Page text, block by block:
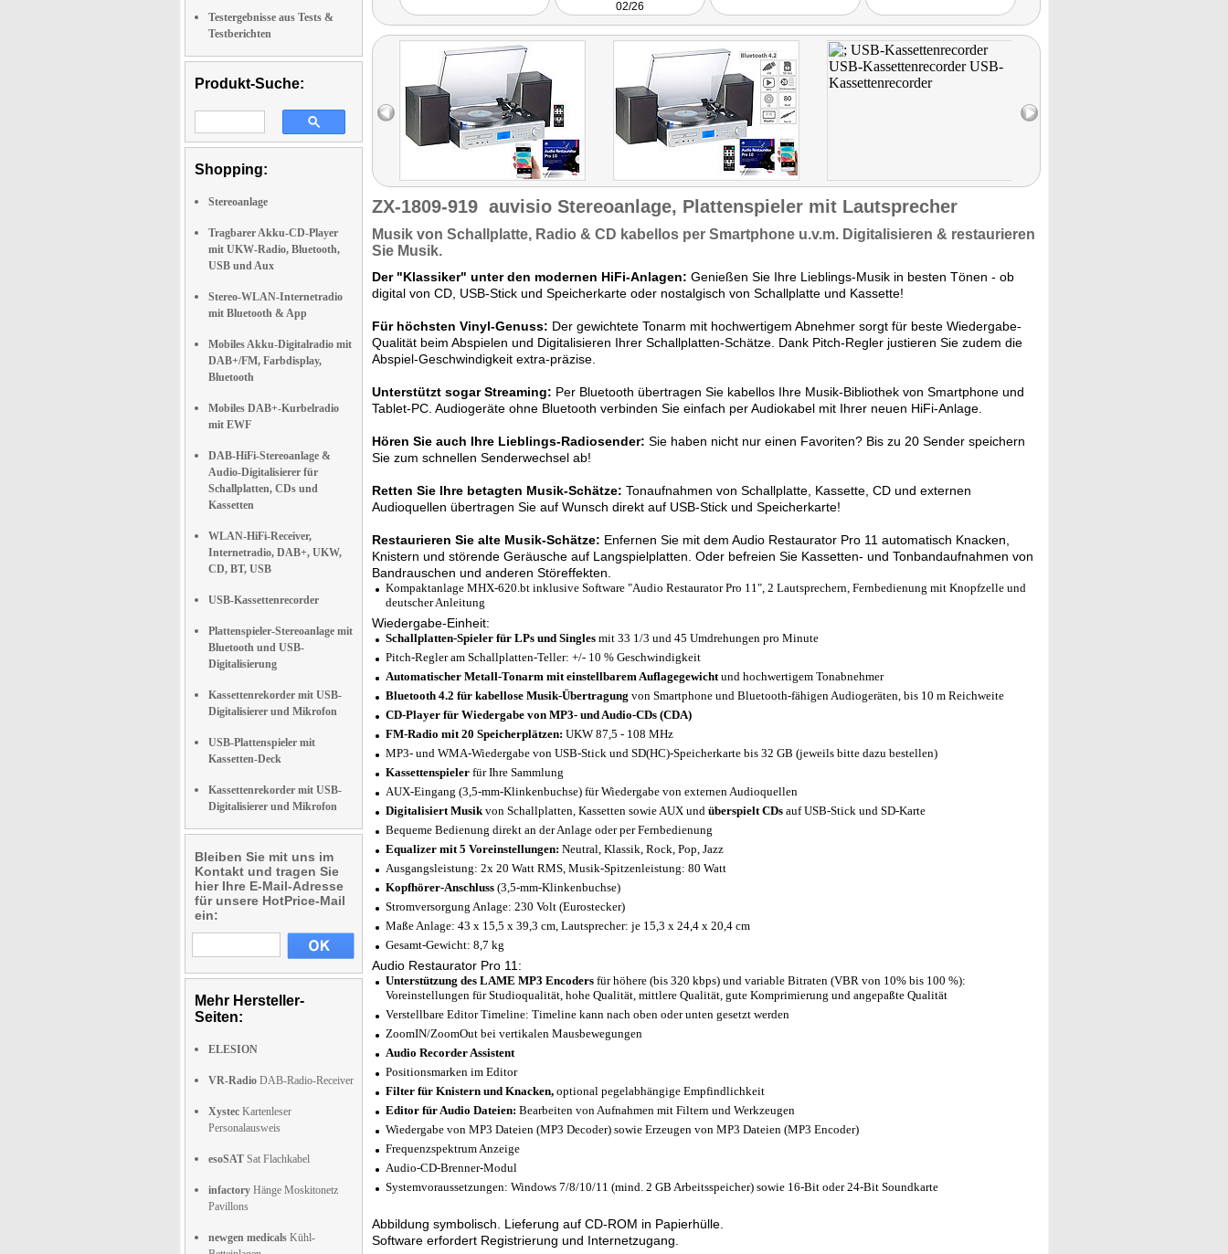
Testergebnisse aus Tests &
Testberichten
Produkt-Suche:
Shopping:
Stereoanlage
Tragbarer Akku-CD-Player
mit UKW-Radio, Bluetooth,
USB und Aux
Stereo-WLAN-Internetradio
mit Bluetooth & App
Mobiles Akku-Digitalradio mit
DAB+/FM, Farbdisplay,
Bluetooth
Mobiles DAB+-Kurbelradio
mit EWF
DAB-HiFi-Stereoanlage &
Audio-Digitalisierer für
Schallplatten, CDs und
Kassetten
WLAN-HiFi-Receiver,
Internetradio, DAB+, UKW,
CD, BT, USB
USB-Kassettenrecorder
Plattenspieler-Stereoanlage mit
Bluetooth und USB-
Digitalisierung
Kassettenrekorder mit USB-
Digitalisierer und Mikrofon
USB-Plattenspieler mit
Kassetten-Deck
Kassettenrekorder mit USB-
Digitalisierer und Mikrofon
Bleiben Sie mit uns im
Kontakt und tragen Sie
hier Ihre E-Mail-Adresse
für unsere HotPrice-Mail
ein:
Mehr Hersteller-
Seiten:
ELESION
VR-Radio DAB-Radio-Receiver
Xystec Kartenleser
Personalausweis
esoSAT Sat Flachkabel
infactory Hänge Moskitonetz
Pavillons
newgen medicals Kühl-
es gratis dazu."
Getestet wurde ZX-1811 mit
02/26
dazu, dass Funktionalität,
qualitative Leistung und
Bedienung zu einem sehr
positiven Preis-Leistungs-
Verhältnisführen. (...) ein
wirklich nützliches Produkt."
Getestet wurde ZX-1811 mit
DAB+.
ZX-1809-919 auvisio Stereoanlage, Plattenspieler mit Lautsprecher
Musik von Schallplatte, Radio & CD kabellos per Smartphone u.v.m. Digitalisieren & restaurieren
Sie Musik.
Der "Klassiker" unter den modernen HiFi-Anlagen: Genießen Sie Ihre Lieblings-Musik in besten Tönen - ob
digital von CD, USB-Stick und Speicherkarte oder nostalgisch von Schallplatte und Kassette!
Für höchsten Vinyl-Genuss: Der gewichtete Tonarm mit hochwertigem Abnehmer sorgt für beste Wiedergabe-
Qualität beim Abspielen und Digitalisieren Ihrer Schallplatten-Schätze. Dank Pitch-Regler justieren Sie zudem die
Abspiel-Geschwindigkeit extra-präzise.
Unterstützt sogar Streaming: Per Bluetooth übertragen Sie kabellos Ihre Musik-Bibliothek von Smartphone und
Tablet-PC. Audiogeräte ohne Bluetooth verbinden Sie einfach per Audiokabel mit Ihrer neuen HiFi-Anlage.
Hören Sie auch Ihre Lieblings-Radiosender: Sie haben nicht nur einen Favoriten? Bis zu 20 Sender speichern
Sie zum schnellen Senderwechsel ab!
Retten Sie Ihre betagten Musik-Schätze: Tonaufnahmen von Schallplatte, Kassette, CD und externen
Audioquellen übertragen Sie auf Wunsch direkt auf USB-Stick und Speicherkarte!
Restaurieren Sie alte Musik-Schätze: Enfernen Sie mit dem Audio Restaurator Pro 11 automatisch Knacken,
Knistern und störende Geräusche auf Langspielplatten. Oder befreien Sie Kassetten- und Tonbandaufnahmen von
Bandrauschen und anderen Störeffekten.
Kompaktanlage MHX-620.bt inklusive Software "Audio Restaurator Pro 11", 2 Lautsprechern, Fernbedienung mit Knopfzelle und
deutscher Anleitung
Wiedergabe-Einheit:
Schallplatten-Spieler für LPs und Singles mit 33 1/3 und 45 Umdrehungen pro Minute
Pitch-Regler am Schallplatten-Teller: +/- 10 % Geschwindigkeit
Automatischer Metall-Tonarm mit einstellbarem Auflagegewichtund hochwertigem Tonabnehmer
Bluetooth 4.2 für kabellose Musik-Übertragung von Smartphone und Bluetooth-fähigen Audiogeräten, bis 10 m Reichweite
CD-Player für Wiedergabe von MP3- und Audio-CDs (CDA)
FM-Radio mit 20 Speicherplätzen: UKW 87,5 - 108 MHz
MP3- und WMA-Wiedergabe von USB-Stick und SD(HC)-Speicherkarte bis 32 GB (jeweils bitte dazu bestellen)
Kassettenspieler für Ihre Sammlung
AUX-Eingang (3,5-mm-Klinkenbuchse) für Wiedergabe von externen Audioquellen
Digitalisiert Musikvon Schallplatten, Kassetten sowie AUX und überspielt CDs auf USB-Stick und SD-Karte
Bequeme Bedienung direkt an der Anlage oder per Fernbedienung
Equalizer mit 5 Voreinstellungen: Neutral, Klassik, Rock, Pop, Jazz
Ausgangsleistung: 2x 20 Watt RMS, Musik-Spitzenleistung: 80 Watt
Kopfhörer-Anschluss (3,5-mm-Klinkenbuchse)
Stromversorgung Anlage: 230 Volt (Eurostecker)
Maße Anlage: 43 x 15,5 x 39,3 cm, Lautsprecher: je 15,3 x 24,4 x 20,4 cm
Gesamt-Gewicht: 8,7 kg
Audio Restaurator Pro 11:
Unterstützung des LAME MP3 Encoders für höhere (bis 320 kbps) und variable Bitraten (VBR von 10% bis 100 %):
Voreinstellungen für Studioqualität, hohe Qualität, mittlere Qualität, gute Komprimierung und angepaßte Qualität
Verstellbare Editor Timeline: Timeline kann nach oben oder unten gesetzt werden
ZoomIN/ZoomOut bei vertikalen Mausbewegungen
Audio Recorder Assistent
Positionsmarken im Editor
Filter für Knistern und Knacken, optional pegelabhängige Empfindlichkeit
Editor für Audio Dateien: Bearbeiten von Aufnahmen mit Filtern und Werkzeugen
Wiedergabe von MP3 Dateien (MP3 Decoder) sowie Erzeugen von MP3 Dateien (MP3 Encoder)
Frequenzspektrum Anzeige
Audio-CD-Brenner-Modul
Systemvoraussetzungen: Windows 7/8/10/11 (mind. 2 GB Arbeitsspeicher) sowie 16-Bit oder 24-Bit Soundkarte
Abbildung symbolisch. Lieferung auf CD-ROM in Papierhülle.
Software erfordert Registrierung und Internetzugang.